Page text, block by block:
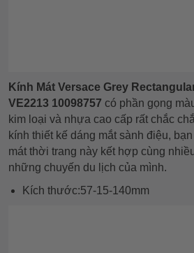
Kính Mát Versace Grey
VE2213 10098757 có phần gọng
kim loại và nhựa cao cấp rất chắc
kính thiết kế dáng mắt sành điệu,
mát thời trang này kết hợp cùng
những chuyến du lịch của mình.
Kích thước:57-15-140mm